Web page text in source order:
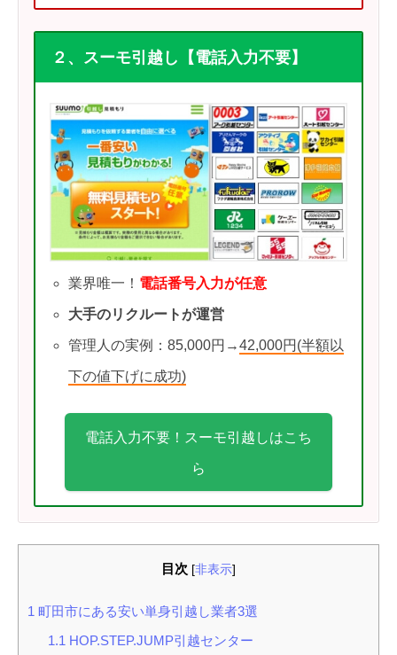
２、スーモ引越し【電話入力不要】
業界唯一！ 電話番号入力が任意
大手のリクルートが運営
管理人の実例：85,000円→42,000円(半額以
下の値下げに成功)
電話入力不要！スーモ引越しはこち
ら
目次 [非表示]
1 町田市にある安い単身引越し業者3選
1.1 HOP.STEP.JUMP引越センター